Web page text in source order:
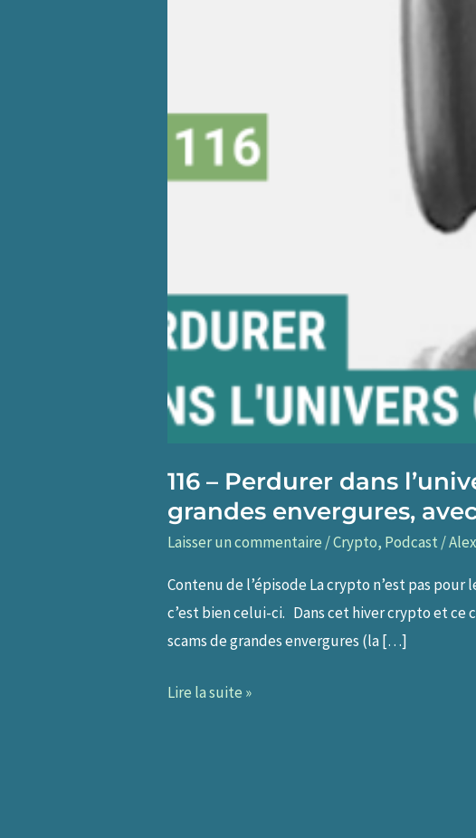
116 – Perdurer dans
grandes envergures,
Laisser un commentaire /Crypto, Podcast /Alex
Contenu de l’épisode La crypto n’est pas
c’est bien celui-ci. Dans cet hiver crypto et
scams de grandes envergures (la […]
116
Lire la suite »